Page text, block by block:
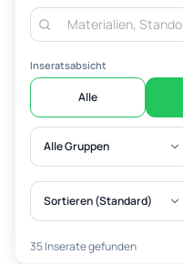
Inseratsabsicht
Alle
Alle Gruppen
Sortieren (Standard)
35 Inserate gefunden